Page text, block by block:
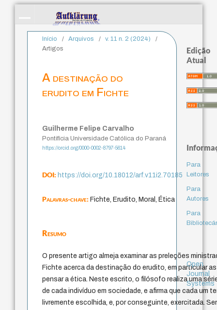
Início / Arquivos / v. 11 n. 2 (2024)
/
Artigos
A destinação do
erudito em Fichte
Guilherme Felipe Carvalho
Pontifícia Universidade Católica do Paraná
https://orcid.org/0000-0002-8797-5614
DOI:https://doi.org/10.18012/arf.v11i2.70185
Palavras-chave:Fichte, Erudito, Moral, Ética
Resumo
O presente artigo almeja examinar as preleções
Fichte acerca da destinação do erudito, em particular
pensar a ética. Neste escrito, o filósofo realiza uma
de cada indivíduo em sociedade, e afirma que cada um
livremente escolhida, e, por conseguinte, exercitada.
Edição
Atual
Para
Leitores
Para
Autores
Para
Open
Journal
Systems